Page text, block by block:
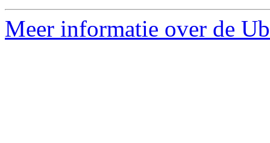
Meer informatie over de